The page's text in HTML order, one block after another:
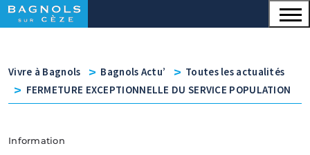
Panneau de gestion des cookies
Menu principal
Contenu
Vivre à Bagnols v Bagnols Actu’ v Toutes les actualités
v FERMETURE EXCEPTIONNELLE DU SERVICE POPULATION
Information